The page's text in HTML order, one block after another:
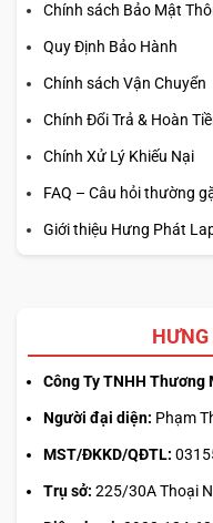
Chính sách Bảo Mật
Quy Định Bảo Hành
Chính sách Vận Chuyển
Chính Đổi Trả & Hoàn
Chính Xử Lý Khiếu Nại
FAQ – Câu hỏi thường
Giới thiệu Hưng Phát
Công Ty TNHH Thương
Người đại diện: Phạm
MST/ĐKKD/QĐTL:
Trụ sở: 225/30A Thoại